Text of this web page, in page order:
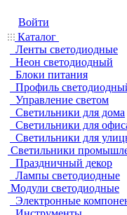
Войти
Каталог
Ленты светодиодные
Неон светодиодный
Блоки питания
Профиль
Управление светом
Светильники для дома
Светильники для
Светильники для
Светильники
Праздничный декор
Лампы светодиодные
Модули светодиодные
Электронные